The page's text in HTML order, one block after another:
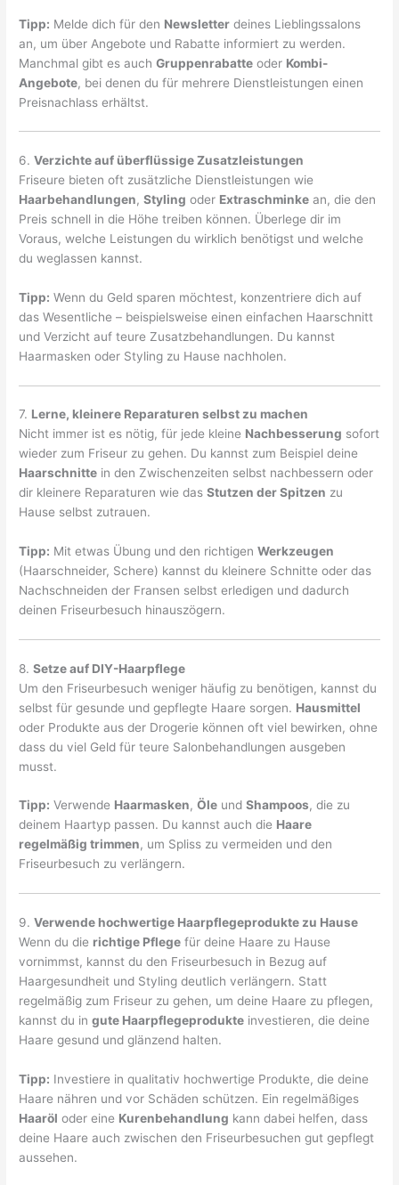
Tipp: Melde dich für den Newsletter deines Lieblingssalons
an, um über Angebote und Rabatte informiert zu werden.
Manchmal gibt es auchGruppenrabatte oder Kombi-
Angebote, bei denen du für mehrere Dienstleistungen einen
Preisnachlass erhältst.
6.Verzichte auf überflüssige Zusatzleistungen
Friseure bieten oft zusätzliche Dienstleistungen wie
Haarbehandlungen,Styling oder Extraschminke an, die den
Preis schnell in die Höhe treiben können. Überlege dir im
Voraus, welche Leistungen du wirklich benötigst und welche
du weglassen kannst.
Tipp: Wenn du Geld sparen möchtest, konzentriere dich auf
das Wesentliche – beispielsweise einen einfachen Haarschnitt
und Verzicht auf teure Zusatzbehandlungen. Du kannst
Haarmasken oder Styling zu Hause nachholen.
7. Lerne, kleinere Reparaturen selbst zu machen
Nicht immer ist es nötig, für jede kleine Nachbesserung sofort
wieder zum Friseur zu gehen. Du kannst zum Beispiel deine
Haarschnitte in den Zwischenzeiten selbst nachbessern oder
dir kleinere Reparaturen wie dasStutzen der Spitzen zu
Hause selbst zutrauen.
Tipp: Mit etwas Übung und den richtigenWerkzeugen
(Haarschneider, Schere) kannst du kleinere Schnitte oder das
Nachschneiden der Fransen selbst erledigen und dadurch
deinen Friseurbesuch hinauszögern.
8.Setze auf DIY-Haarpflege
Um den Friseurbesuch weniger häufig zu benötigen, kannst du
selbst für gesunde und gepflegte Haare sorgen. Hausmittel
oder Produkte aus der Drogerie können oft viel bewirken, ohne
dass du viel Geld für teure Salonbehandlungen ausgeben
musst.
Tipp: Verwende Haarmasken,Öle undShampoos, die zu
deinem Haartyp passen. Du kannst auch die Haare
regelmäßig trimmen, um Spliss zu vermeiden und den
Friseurbesuch zu verlängern.
9.Verwende hochwertige Haarpflegeprodukte zu Hause
Wenn du die richtige Pflege für deine Haare zu Hause
vornimmst, kannst du den Friseurbesuch in Bezug auf
Haargesundheit und Styling deutlich verlängern. Statt
regelmäßig zum Friseur zu gehen, um deine Haare zu pflegen,
kannst du ingute Haarpflegeprodukte investieren, die deine
Haare gesund und glänzend halten.
Tipp: Investiere in qualitativ hochwertige Produkte, die deine
Haare nähren und vor Schäden schützen. Ein regelmäßiges
Haaröl oder eine Kurenbehandlung kann dabei helfen, dass
deine Haare auch zwischen den Friseurbesuchen gut gepflegt
aussehen.